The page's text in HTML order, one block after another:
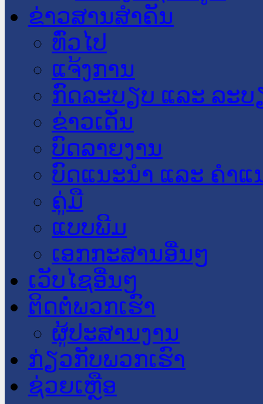
ຂ່າວສານສໍາຄັນ
​ທົ່ວ​ໄປ
ແຈ້ງການ
ກົດລະບຽບ ແລະ ລະບ
ຂ່າວເດັ່ນ
ບົດລາຍງານ
ບົດແນະນໍາ ແລະ ຄໍາແ
ຄູ່ມື
ແບບພີມ
ເອກກະສານອື່ນໆ
ເວັບໄຊອື່ນໆ
ຕິດຕໍ່ພວກເຮົາ
ຜູ້ປະສານງານ
ກ່ຽວກັບພວກເຮົາ
ຊ່ວຍເຫຼືອ